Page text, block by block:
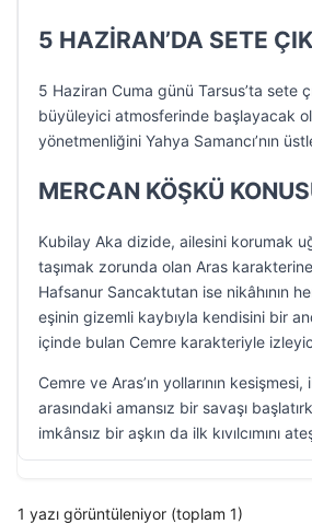
5 HAZİRAN’DA SETE
5 Haziran Cuma günü Tarsus’ta sete
büyüleyici atmosferinde başlayacak
yönetmenliğini Yahya Samancı’nın
MERCAN KÖŞKÜ
Kubilay Aka dizide, ailesini korumak
taşımak zorunda olan Aras
Hafsanur Sancaktutan ise nikâhının
eşinin gizemli kaybıyla kendisini bir
içinde bulan Cemre karakteriyle
Cemre ve Aras’ın yollarının
arasındaki amansız bir savaşı
imkânsız bir aşkın da ilk kıvılcımını
1 yazı görüntüleniyor (toplam 1)